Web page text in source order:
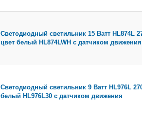
Светодиодный светильник 15 Ватт HL874L
цвет белый HL874LWH с датчиком движения
Светодиодный светильник 9 Ватт HL976L
белый HL976L30 с датчиком движения